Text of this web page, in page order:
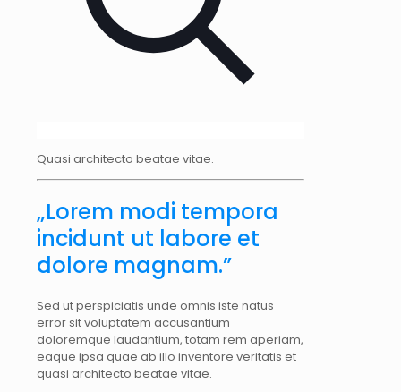
Quasi architecto beatae vitae.
„Lorem modi tempora
incidunt ut labore et
dolore magnam.”
Sed ut perspiciatis unde omnis iste natus
error sit voluptatem accusantium
doloremque laudantium, totam rem aperiam,
eaque ipsa quae ab illo inventore veritatis et
quasi architecto beatae vitae.